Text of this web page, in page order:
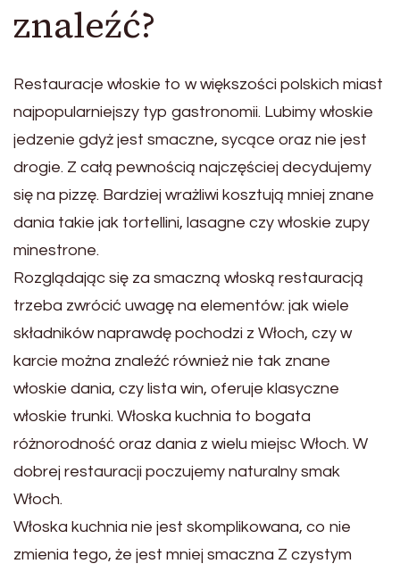
znaleźć?
Restauracje włoskie to w większości polskich miast
najpopularniejszy typ gastronomii. Lubimy włoskie
jedzenie gdyż jest smaczne, sycące oraz nie jest
drogie. Z całą pewnością najczęściej decydujemy
się na pizzę. Bardziej wrażliwi kosztują mniej znane
dania takie jak tortellini, lasagne czy włoskie zupy
minestrone.
Rozglądając się za smaczną włoską restauracją
trzeba zwrócić uwagę na elementów: jak wiele
składników naprawdę pochodzi z Włoch, czy w
karcie można znaleźć również nie tak znane
włoskie dania, czy lista win, oferuje klasyczne
włoskie trunki. Włoska kuchnia to bogata
różnorodność oraz dania z wielu miejsc Włoch. W
dobrej restauracji poczujemy naturalny smak
Włoch.
Włoska kuchnia nie jest skomplikowana, co nie
zmienia tego, że jest mniej smaczna Z czystym